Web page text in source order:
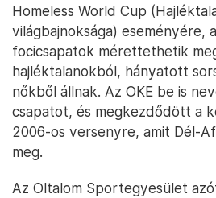
Homeless World Cup
világbajnoksága) eseményére,
focicsapatok mérettethetik
hajléktalanokból, hányatott
nőkből állnak. Az OKE be is
csapatot, és megkezdődött a
2006-os versenyre, amit Dél-
meg.
Az Oltalom Sportegyesület